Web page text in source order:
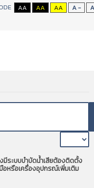
AA AA AA A - A
มีระบบบำบัดน้ำเสียต้องติดตั้ง
อหรือเครื่องอุปกรณ์เพิ่มเติม